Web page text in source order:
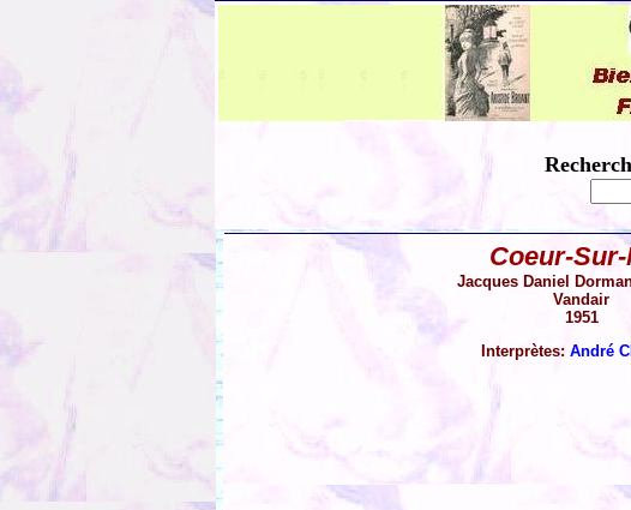
Coeur-
Jacques Daniel
Vandair
1951
Interprètes: André